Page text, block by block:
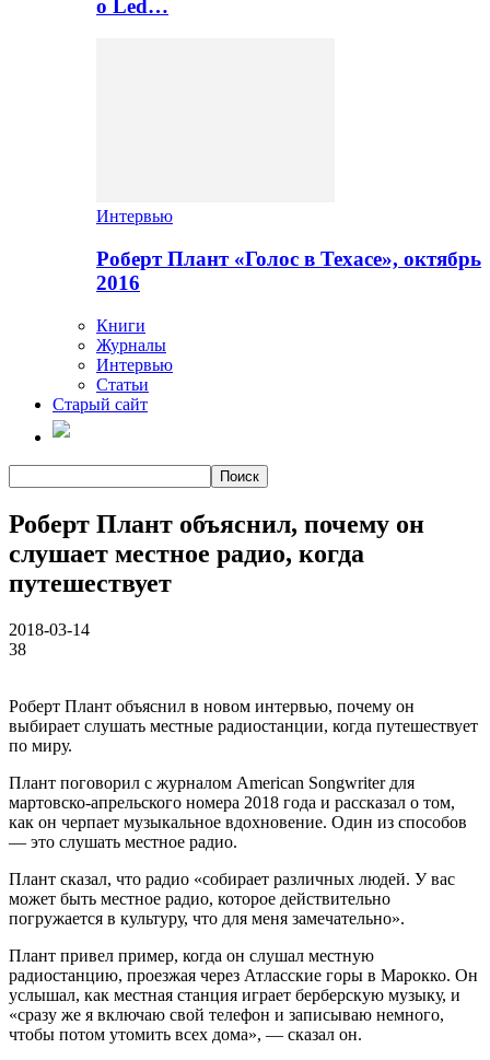
о Led…
Интервью
Роберт Плант «Голос в Техасе», октябрь
2016
Книги
Журналы
Интервью
Статьи
Старый сайт
Роберт Плант объяснил, почему он
слушает местное радио, когда
путешествует
2018-03-14
38
Роберт Плант объяснил в новом интервью, почему он
выбирает слушать местные радиостанции, когда путешествует
по миру.
Плант поговорил с журналом American Songwriter для
мартовско-апрельского номера 2018 года и рассказал о том,
как он черпает музыкальное вдохновение. Один из способов
— это слушать местное радио.
Плант сказал, что радио «собирает различных людей. У вас
может быть местное радио, которое действительно
погружается в культуру, что для меня замечательно».
Плант привел пример, когда он слушал местную
радиостанцию, проезжая через Атласские горы в Марокко. Он
услышал, как местная станция играет берберскую музыку, и
«сразу же я включаю свой телефон и записываю немного,
чтобы потом утомить всех дома», — сказал он.